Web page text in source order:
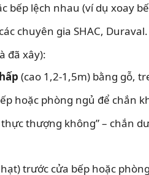
bếp lệch nhau (ví dụ xoay
chuyên gia SHAC, Duraval.
đã xây):
(cao 1,2-1,5m) bằng gỗ,
hoặc phòng ngủ để chắn
thượng không” – chắn
trước cửa bếp hoặc